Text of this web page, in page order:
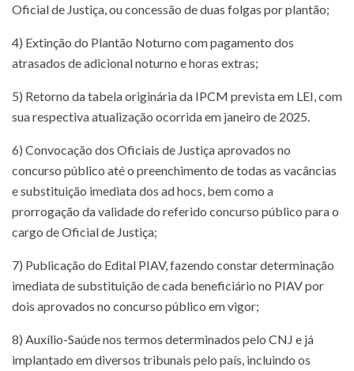
Oficial de Justiça, ou concessão de duas folgas por plantão;
4) Extinção do Plantão Noturno com pagamento dos
atrasados de adicional noturno e horas extras;
5) Retorno da tabela originária da IPCM prevista em LEI, com
sua respectiva atualização ocorrida em janeiro de 2025.
6) Convocação dos Oficiais de Justiça aprovados no
concurso público até o preenchimento de todas as vacâncias
e substituição imediata dos ad hocs, bem como a
prorrogação da validade do referido concurso público para o
cargo de Oficial de Justiça;
7) Publicação do Edital PIAV, fazendo constar determinação
imediata de substituição de cada beneficiário no PIAV por
dois aprovados no concurso público em vigor;
8) Auxílio-Saúde nos termos determinados pelo CNJ e já
implantado em diversos tribunais pelo país, incluindo os